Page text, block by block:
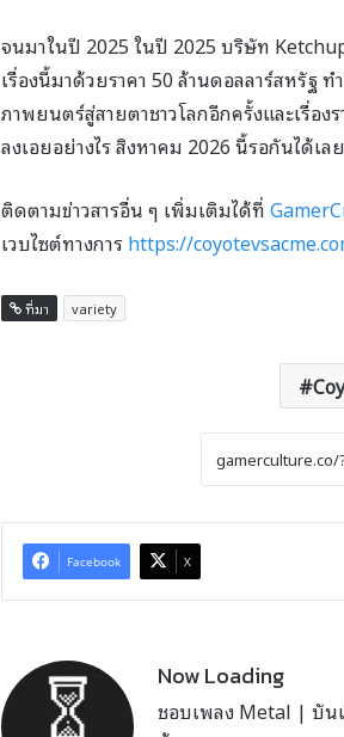
จนมาในปี 2025 ในปี 2025 บริษัท
เรื่องนี้มาด้วยราคา 50 ล้านดอลลาร์สหรัฐ
ภาพยนตร์สู่สายตาชาวโลกอีกครั้งและเรื่อง
ลงเอยอย่างไร สิงหาคม 2026 นี้รอกันได้เล
ติดตามข่าวสารอื่น ๆ เพิ่มเติมได้ที่
เวบไซต์ทางการhttps://
ที่มา variety
Facebook X
Now Loading
ชอบเพลง Metal | บัน